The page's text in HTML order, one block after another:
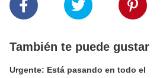
También te puede gustar
Urgente: Está pasando en todo el